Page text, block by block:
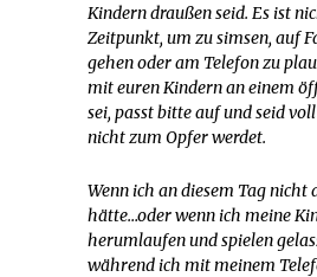
Kindern draußen seid. Es ist
Zeitpunkt, um zu simsen, auf
gehen oder am Telefon zu
mit euren Kindern an einem
sei, passt bitte auf und seid
nicht zum Opfer werdet.
Wenn ich an diesem Tag nicht
hätte…oder wenn ich meine
herumlaufen und spielen
während ich mit meinem